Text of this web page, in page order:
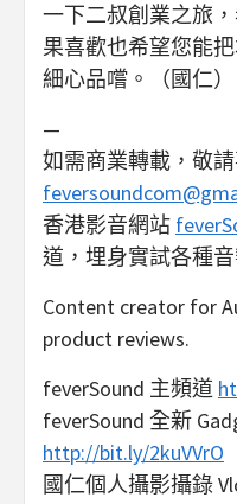
一下二叔創業之旅
果喜歡也希望您能
細心品嚐。（國仁）
—
如需商業轉載，敬
香港影音網站
道，埋身實試各種
Content creator for
product reviews.
feverSound 主頻道
feverSound 全新
http://bit.ly/2kuVVrO
國仁個人攝影攝錄